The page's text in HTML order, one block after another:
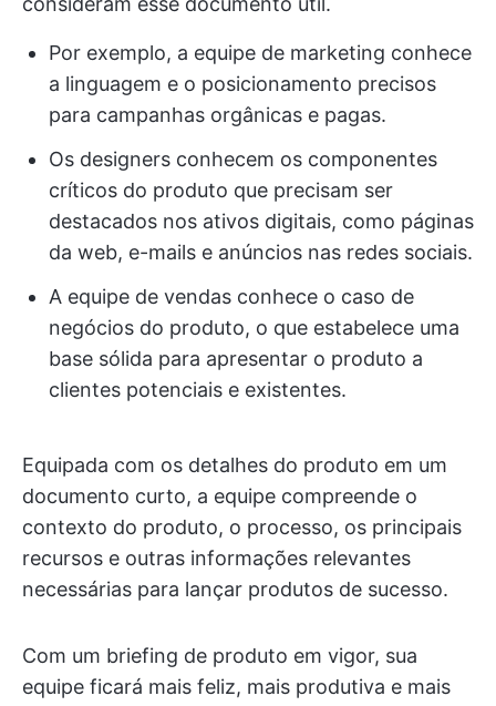
Por exemplo, a equipe de marketing conhece
a linguagem e o posicionamento precisos
para campanhas orgânicas e pagas.
Os designers conhecem os componentes
críticos do produto que precisam ser
destacados nos ativos digitais, como páginas
da web, e-mails e anúncios nas redes sociais.
A equipe de vendas conhece o caso de
negócios do produto, o que estabelece uma
base sólida para apresentar o produto a
clientes potenciais e existentes.
Equipada com os detalhes do produto em um
documento curto, a equipe compreende o
contexto do produto, o processo, os principais
recursos e outras informações relevantes
necessárias para lançar produtos de sucesso.
Com um briefing de produto em vigor, sua
equipe ficará mais feliz, mais produtiva e mais